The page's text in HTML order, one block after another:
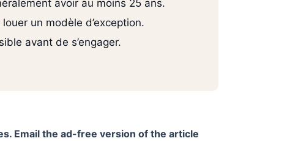
avoir au moins 25 ans.
un modèle d’exception.
avant de s’engager.
Email the ad-free version of the article